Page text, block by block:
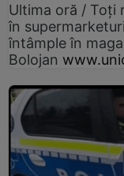
Ultima oră / Toți
în
întâmple în
Bolojan